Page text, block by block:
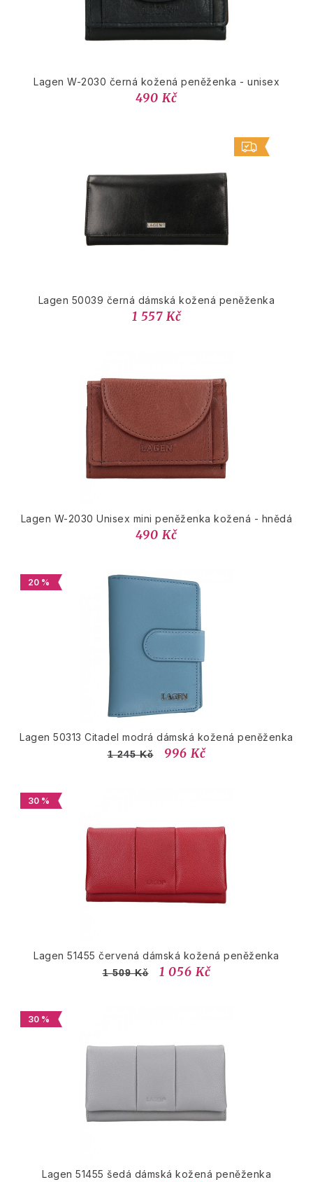
Lagen W-2030 černá kožená peněženka - unisex
490 Kč
Lagen 50039 černá dámská kožená peněženka
1 557 Kč
Lagen W-2030 Unisex mini peněženka kožená - hnědá
490 Kč
20 %
Lagen 50313 Citadel modrá dámská kožená peněženka
1 245 Kč 996 Kč
30 %
Lagen 51455 červená dámská kožená peněženka
1 509 Kč 1 056 Kč
30 %
Lagen 51455 šedá dámská kožená peněženka